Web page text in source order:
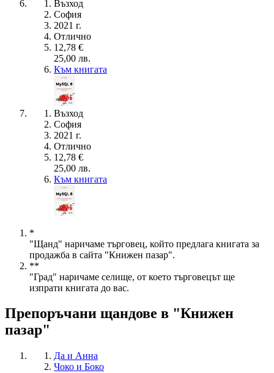
Възход
София
2021 г.
Отлично
12,78 €
25,00 лв.
Към книгата
Възход
София
2021 г.
Отлично
12,78 €
25,00 лв.
Към книгата
*
"Щанд" наричаме търговец, който предлага книгата за
продажба в сайта "Книжен пазар".
**
"Град" наричаме селище, от което търговецът ще
изпрати книгата до вас.
Препоръчани щандове в "Книжен
пазар"
Да и Анна
Чоко и Боко